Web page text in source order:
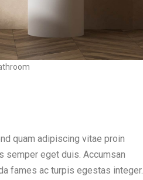
quam adipiscing vitae proin
semper eget duis. Accumsan
fames ac turpis egestas integer.